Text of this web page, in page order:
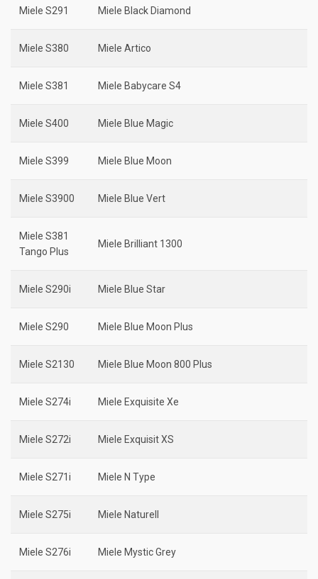
Miele S291 Miele Black Diamond
Miele S380 Miele Artico
Miele S381 Miele Babycare S4
Miele S400 Miele Blue Magic
Miele S399 Miele Blue Moon
Miele S3900 Miele Blue Vert
Miele S381
Tango Plus
Miele Brilliant 1300
Miele S290i Miele Blue Star
Miele S290 Miele Blue Moon Plus
Miele S2130 Miele Blue Moon 800 Plus
Miele S274i Miele Exquisite Xe
Miele S272i Miele Exquisit XS
Miele S271i Miele N Type
Miele S275i Miele Naturell
Miele S276i Miele Mystic Grey